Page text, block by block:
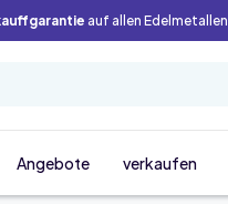
auf allen Edelmetallen
Angebote verkaufen